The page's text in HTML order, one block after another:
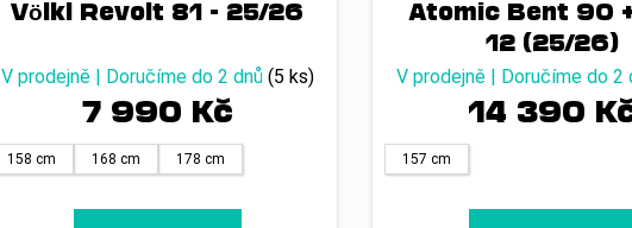
Völkl Revolt 81 - 25/26
V prodejně | Doručíme do 2 dnů (5 ks)
7 990 Kč
158 cm 168 cm 178 cm
Atomic Bent 90
12 (25/26)
V prodejně | Doručíme do 2
14 390
157 cm